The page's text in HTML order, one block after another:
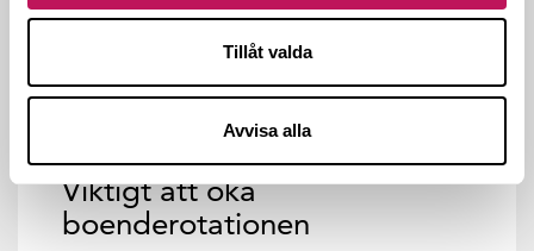
Tillåt valda
Avvisa alla
Jag tror att det är en del av lösningen, men jag tror
framförallt att boendet är det stora knuten och
möjligheten för samhället att klara välfärden. Bostaden
ska vara var och ens borg och inte ett ”fängelse” som
Viktigt att öka
boenderotationen